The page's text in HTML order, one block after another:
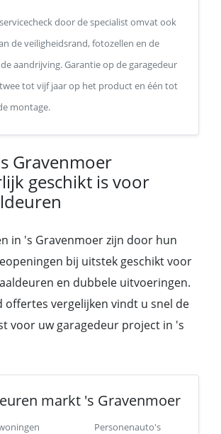
door de specialist omvat ook
de veiligheidsrand, fotozellen en de
aandrijving. Garantie op de garagedeur
tot vijf jaar op het product en één tot
montage.
Gravenmoer
geschikt is voor
in 's Gravenmoer zijn door hun
bij uitstek geschikt voor
en dubbele uitvoeringen.
offertes vergelijken vindt u snel de
voor uw garagedeur project in 's
markt 's Gravenmoer
Personenauto's